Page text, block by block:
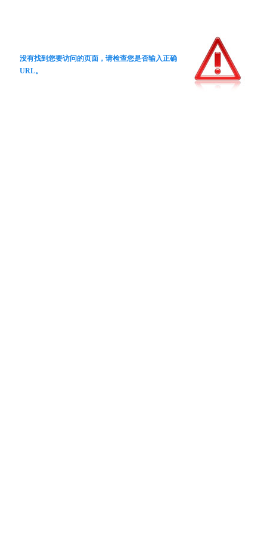
没有找到您要访问的页面，请检查您是否输入正确
URL。